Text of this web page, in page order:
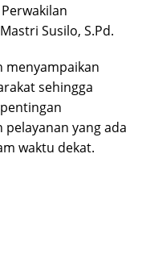
Susilo, S.Pd.
menyampaikan
sehingga
yang ada
waktu dekat.